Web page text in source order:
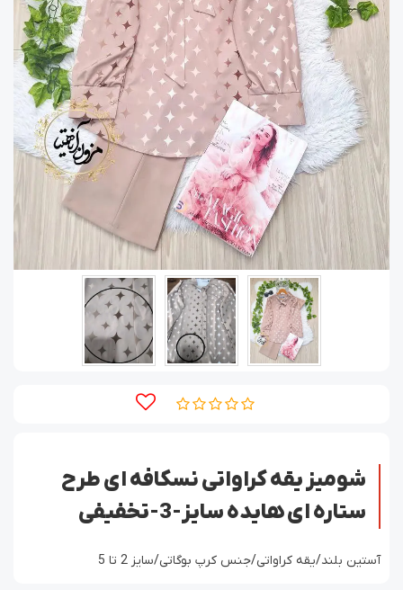
شومیز یقه کراواتی نسکافه ای طرح
ستاره ای هایده سایز-3-تخفیفی
آستین بلند/یقه کراواتی/جنس کرپ بوگاتی/سایز 2 تا 5